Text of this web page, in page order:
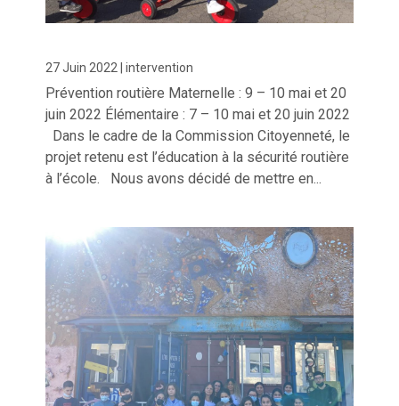
27 Juin 2022 |intervention
Prévention routière Maternelle : 9 – 10 mai et 20
juin 2022 Élémentaire : 7 – 10 mai et 20 juin 2022
Dans le cadre de la Commission Citoyenneté, le
projet retenu est l’éducation à la sécurité routière
à l’école. Nous avons décidé de mettre en...